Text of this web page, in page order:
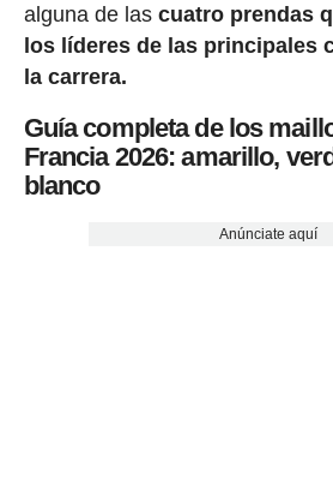
alguna de las cuatro prendas
los líderes de las principales
la carrera.
Guía completa de los
Francia 2026: amarillo,
blanco
Anúnciate aquí